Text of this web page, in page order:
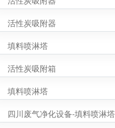
活性炭吸附器
填料喷淋塔
活性炭吸附箱
填料喷淋塔
四川废气净化设备-填料喷淋塔